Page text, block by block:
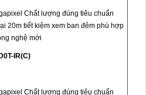
Chất lượng đúng tiêu chuẩn
20m tiết kiệm xem ban đêm phù hợp
nghệ mới
IR(C)
Chất lượng đúng tiêu chuẩn